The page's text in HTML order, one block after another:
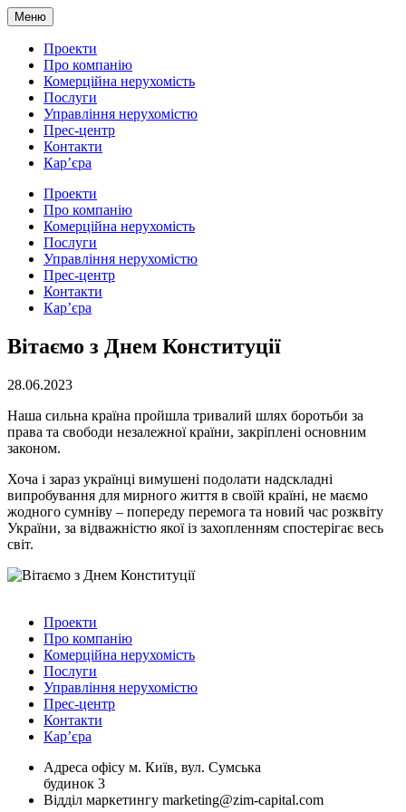
Меню
Проекти
Про компанію
Комерційна нерухомість
Послуги
Управління нерухомістю
Прес-центр
Контакти
Кар’єра
Проекти
Про компанію
Комерційна нерухомість
Послуги
Управління нерухомістю
Прес-центр
Контакти
Кар’єра
Вітаємо з Днем Конституції
28.06.2023
Наша сильна країна пройшла тривалий шлях боротьби за
права та свободи незалежної країни, закріплені основним
законом.
Хоча і зараз українці вимушені подолати надскладні
випробування для мирного життя в своїй країні, не маємо
жодного сумніву – попереду перемога та новий час розквіту
України, за відважністю якої із захопленням спостерігає весь
світ.
Проекти
Про компанію
Комерційна нерухомість
Послуги
Управління нерухомістю
Прес-центр
Контакти
Кар’єра
Адреса офісу м. Київ, вул. Сумська
будинок 3
Відділ маркетингу marketing@zim-capital.com